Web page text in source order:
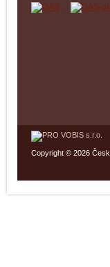
Copyright © 2026